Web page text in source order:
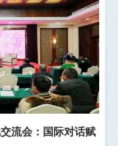
流会：国际对话赋